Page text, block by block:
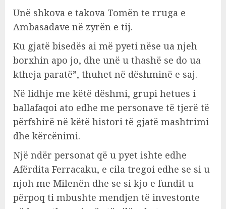
Unë shkova e takova Tomën te rruga e
Ambasadave në zyrën e tij.
Ku gjatë bisedës ai më pyeti nëse ua njeh
borxhin apo jo, dhe unë u thashë se do ua
ktheja paratë”, thuhet në dëshminë e saj.
Në lidhje me këtë dëshmi, grupi hetues i
ballafaqoi ato edhe me personave të tjerë të
përfshirë në këtë histori të gjatë mashtrimi
dhe kërcënimi.
Një ndër personat që u pyet ishte edhe
Afërdita Ferracaku, e cila tregoi edhe se si u
njoh me Milenën dhe se si kjo e fundit u
përpoq ti mbushte mendjen të investonte